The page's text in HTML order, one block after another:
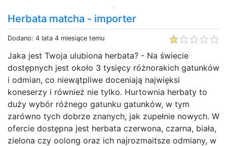
Herbata matcha - importer
Dodano: 4 lata 4 miesiące temu
Jaka jest Twoja ulubiona herbata? - Na świecie
dostępnych jest około 3 tysięcy różnorakich gatunków
i odmian, co niewątpliwe doceniają najwięksi
koneserzy i również nie tylko. Hurtownia herbaty to
duży wybór różnego gatunku gatunków, w tym
zarówno tych dobrze znanych, jak zupełnie nowych. W
ofercie dostępna jest herbata czerwona, czarna, biała,
zielona czy oolong oraz ich najrozmaitsze odmiany, w